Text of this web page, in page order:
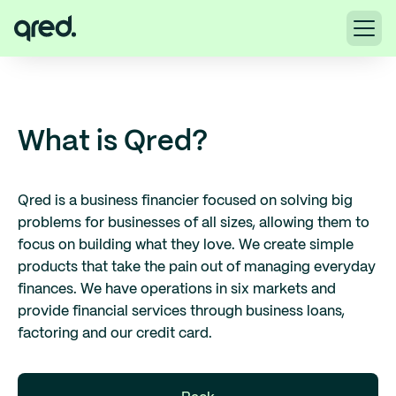
What is Qred?
Qred is a business financier focused on solving big
problems for businesses of all sizes, allowing them to
focus on building what they love. We create simple
products that take the pain out of managing everyday
finances. We have operations in six markets and
provide financial services through business loans,
factoring and our credit card.